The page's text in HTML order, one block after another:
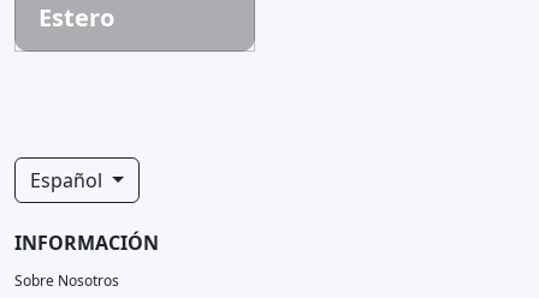
Estero
Español
INFORMACIÓN
Sobre Nosotros